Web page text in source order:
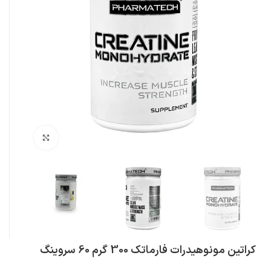
بزرگنمایی تصویر
کراتین مونوهیدرات فارماتک 300 گرم 60 سروینگ